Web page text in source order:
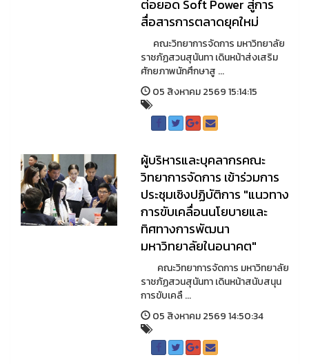
ต่อยอด Soft Power สู่การ
สื่อสารการตลาดยุคใหม่
คณะวิทยาการจัดการ มหาวิทยาลัย
ราชภัฏสวนสุนันทา เดินหน้าส่งเสริม
ศักยภาพนักศึกษาสู ...
05 สิงหาคม 2569 15:14:15
ผู้บริหารและบุคลากรคณะ
วิทยาการจัดการ เข้าร่วมการ
ประชุมเชิงปฏิบัติการ "แนวทาง
การขับเคลื่อนนโยบายและ
ทิศทางการพัฒนา
มหาวิทยาลัยในอนาคต"
คณะวิทยาการจัดการ มหาวิทยาลัย
ราชภัฏสวนสุนันทา เดินหน้าสนับสนุน
การขับเคลื ...
05 สิงหาคม 2569 14:50:34